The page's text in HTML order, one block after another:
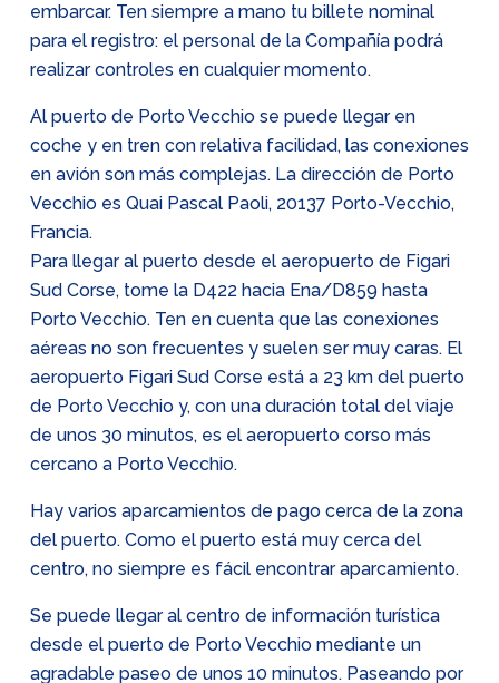
embarcar. Ten siempre a mano tu billete nominal
para el registro: el personal de la Compañía podrá
realizar controles en cualquier momento.
Al puerto de Porto Vecchio se puede llegar en
coche y en tren con relativa facilidad, las conexiones
en avión son más complejas. La dirección de Porto
Vecchio es Quai Pascal Paoli, 20137 Porto-Vecchio,
Francia.
Para llegar al puerto desde el aeropuerto de Figari
Sud Corse, tome la D422 hacia Ena/D859 hasta
Porto Vecchio. Ten en cuenta que las conexiones
aéreas no son frecuentes y suelen ser muy caras. El
aeropuerto Figari Sud Corse está a 23 km del puerto
de Porto Vecchio y, con una duración total del viaje
de unos 30 minutos, es el aeropuerto corso más
cercano a Porto Vecchio.
Hay varios aparcamientos de pago cerca de la zona
del puerto. Como el puerto está muy cerca del
centro, no siempre es fácil encontrar aparcamiento.
Se puede llegar al centro de información turística
desde el puerto de Porto Vecchio mediante un
agradable paseo de unos 10 minutos. Paseando por